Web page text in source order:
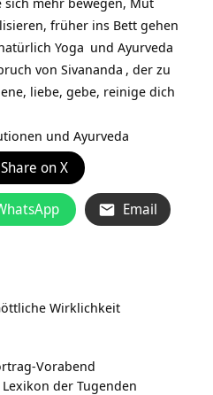
früher ins Bett gehen
Yoga und Ayurveda
von Sivananda , der zu
liebe, gebe, reinige dich
und Ayurveda
Share on X
Email
Wirklichkeit
Vorabend
der Tugenden